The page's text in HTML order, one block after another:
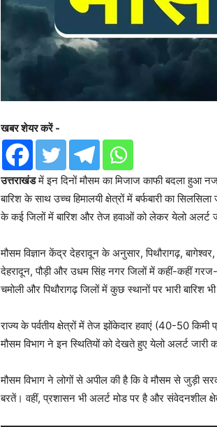
खबर शेयर करें -
उत्तराखंडमें इन दिनों मौसम का मिजाज काफी बदला हुआ
बारिश के साथ उच्च हिमालयी क्षेत्रों में बर्फबारी का
के कई जिलों में बारिश और तेज हवाओं को लेकर येलो अलर्ट
मौसम विज्ञान केंद्र देहरादून के अनुसार, पिथौरागढ़,
देहरादून, पौड़ी और उधम सिंह नगर जिलों में कहीं-कहीं
चमोली और पिथौरागढ़ जिलों में कुछ स्थानों पर भारी बारिश
राज्य के पर्वतीय क्षेत्रों में तेज झोंकेदार हवाएं (40-50
मौसम विभाग ने इन स्थितियों को देखते हुए येलो अलर्ट
मौसम विभाग ने लोगों से अपील की है कि वे मौसम से जुड़ी
बरतें। वहीं, प्रशासन भी अलर्ट मोड पर है और संवेदनशील